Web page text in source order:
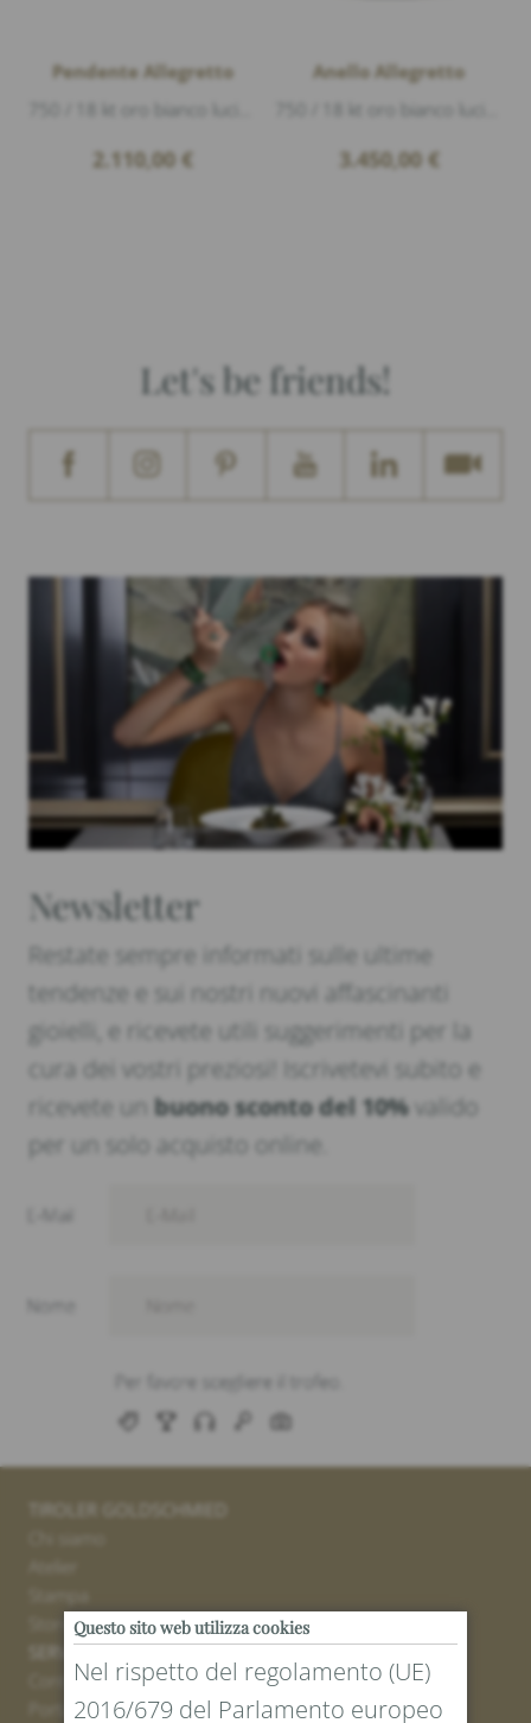
Pendente Allegretto
2.110,00 €
Anello Allegretto
3.450,00 €
Let's be friends!
Newsletter
Restate sempre informati sulle ultime
tendenze e sui nostri nuovi affascinanti
gioielli, e ricevete utili suggerimenti per la
cura dei vostri preziosi! Iscrivetevi subito e
ricevete un buono sconto del 10%valido
per un solo acquisto online.
TIROLER GOLDSCHMIED
Stores
SERVICE
Contatto
Portale resi
Questo sito web utilizza cookies
Nel rispetto del regolamento (UE)
2016/679 del Parlamento europeo